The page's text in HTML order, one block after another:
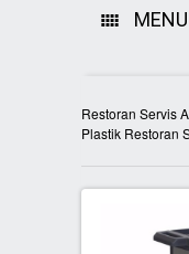
MENU
GERİ
2Lİ
SIFIR
Restoran Servis
Plastik Restoran